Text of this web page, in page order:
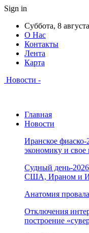
Sign in
Суббота, 8
О Нас
Контакты
Лента
Карта
Новости -
Главная
Новости
Иранское
экономику и свое
Судный день-
США, Ираном и
Анатомия
Отключения
построение